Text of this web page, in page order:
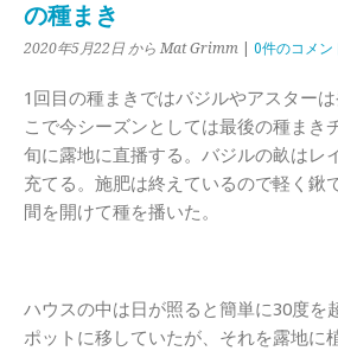
の種まき
2020年5月22日 から Mat Grimm 0件のコメン
1回目の種まきではバジルやアスター
こで今シーズンとしては最後の種まき
旬に露地に直播する。バジルの畝はレ
充てる。施肥は終えているので軽く鍬
間を開けて種を播いた。
ハウスの中は日が照ると簡単に30度を
ポットに移していたが、それを露地に